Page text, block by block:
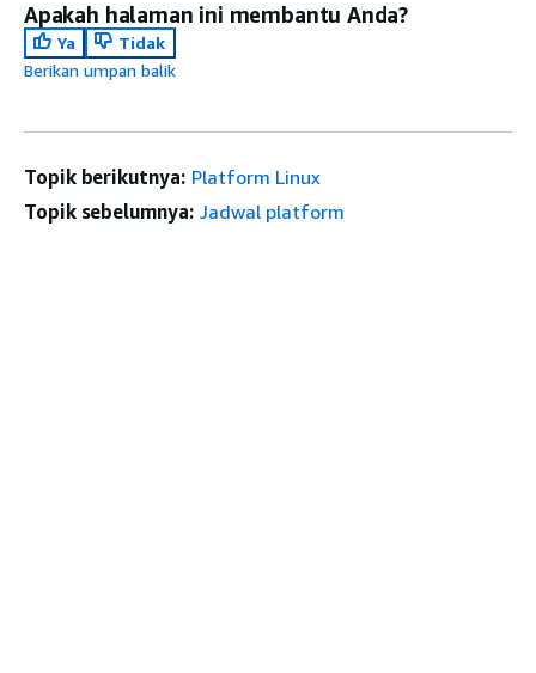
Apakah halaman ini membantu Anda?
Ya
Tidak
Berikan umpan balik
Topik berikutnya: Platform Linux
Topik sebelumnya: Jadwal platform